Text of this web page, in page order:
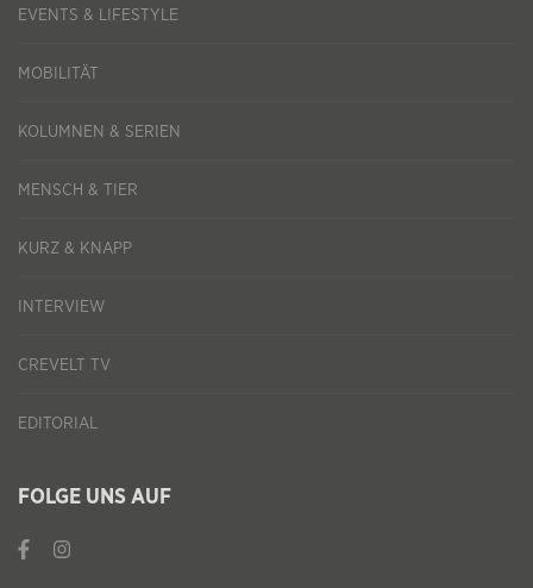
EVENTS & LIFESTYLE
MOBILITÄT
KOLUMNEN & SERIEN
MENSCH & TIER
KURZ & KNAPP
INTERVIEW
CREVELT TV
EDITORIAL
FOLGE UNS AUF